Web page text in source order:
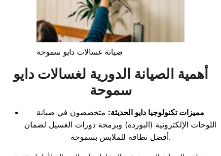
صيانة غسالات دايو سموحة
أهمية الصيانة الدورية لغسالات دايو
سموحة
مميزات تكنولوجيا دايو الحديثة: متخصصون في صيانة
اللوحات الإلكترونية (البوردة) وبرمجة دورات الغسيل لضمان
أفضل نظافة للملابس بسموحة.